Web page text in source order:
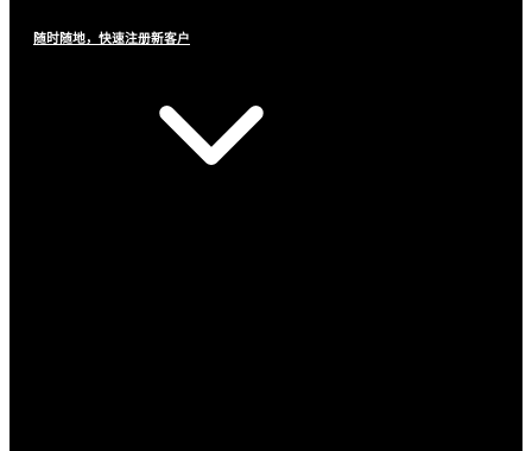
随时随地，快速注册新客户